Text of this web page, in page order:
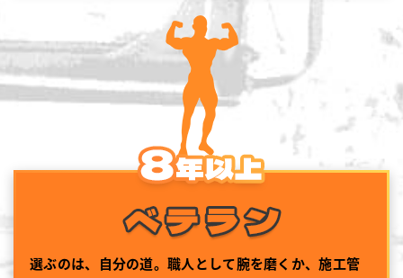
選ぶのは、自分の道。職人として腕を磨くか、施工管